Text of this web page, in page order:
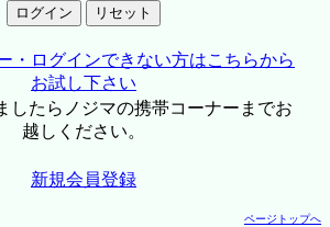
・ログインできない方はこちらから
お試し下さい
したらノジマの携帯コーナーまでお
越しください。
新規会員登録
ページトップへ